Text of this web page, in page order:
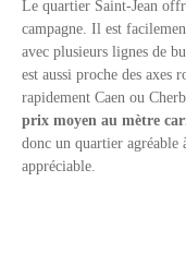
Le quartier Saint-Jean
campagne. Il est
avec plusieurs lignes de
est aussi proche des axes
rapidement Caen ou
prix moyen au mètre
donc un quartier
appréciable.